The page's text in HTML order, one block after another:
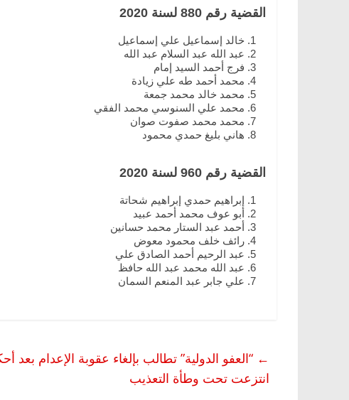
القضية رقم 880 لسنة 2020
خالد إسماعيل علي إسماعيل
عبد الله عبد السلام عبد الله
فرج أحمد السيد إمام
محمد أحمد طه علي زيادة
محمد خالد محمد جمعة
محمد علي السنوسي محمد الفقي
محمد محمد صفوت صوان
هاني بليغ حمدي محمود
القضية رقم 960 لسنة 2020
إبراهيم حمدي إبراهيم شحاتة
أبو عوف محمد أحمد عبيد
أحمد عبد الستار محمد حسانين
رائف خلف محمود معوض
عبد الرحيم أحمد الصادق علي
عبد الله محمد عبد الله حافظ
علي جابر عبد المنعم السمان
← “العفو الدولية” تطالب بإلغاء عقوبة الإعدام بعد
انتزعت تحت وطأة التعذيب